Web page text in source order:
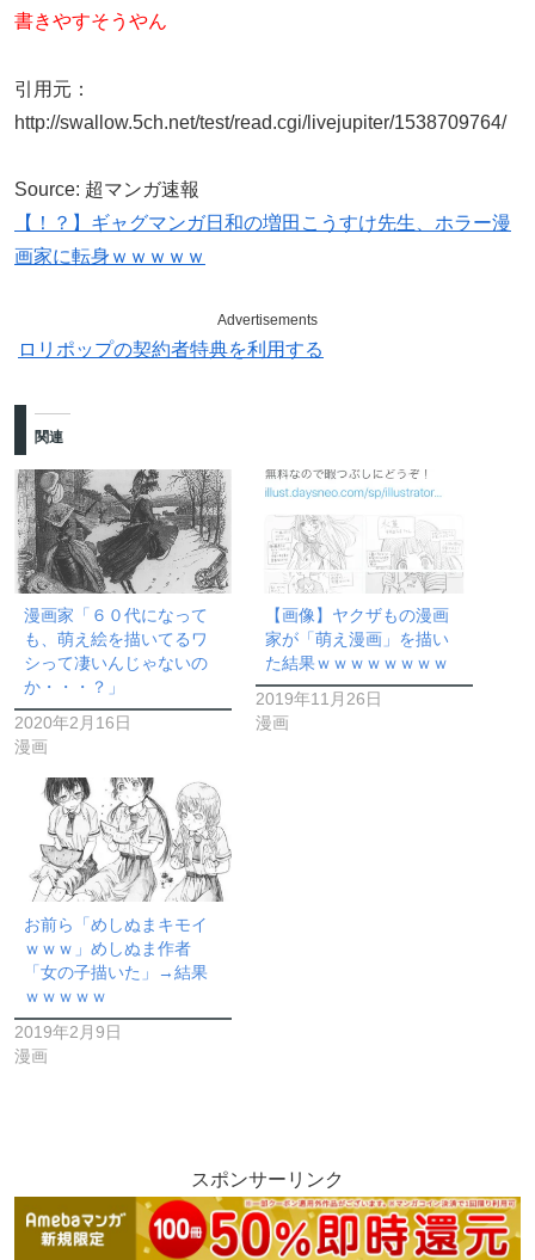
書きやすそうやん
引用元：
http://swallow.5ch.net/test/read.cgi/livejupiter/1538709764/
Source: 超マンガ速報
【！？】ギャグマンガ日和の増田こうすけ先生、ホラー漫
画家に転身ｗｗｗｗｗ
Advertisements
ロリポップの契約者特典を利用する
関連
漫画家「６０代になって
も、萌え絵を描いてるワ
シって凄いんじゃないの
か・・・？」
2020年2月16日
漫画
【画像】ヤクザもの漫画
家が「萌え漫画」を描い
た結果ｗｗｗｗｗｗｗｗ
2019年11月26日
漫画
お前ら「めしぬまキモイ
ｗｗｗ」めしぬま作者
「女の子描いた」→結果
ｗｗｗｗｗ
2019年2月9日
漫画
スポンサーリンク